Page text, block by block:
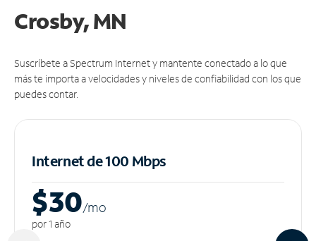
Crosby, MN
Suscríbete a Spectrum Internet y mantente conectado a lo que
más te importa a velocidades y niveles de confiabilidad con los que
puedes contar.
Internet de 100 Mbps
$30/mo
por 1 año